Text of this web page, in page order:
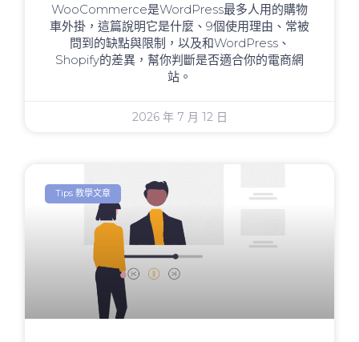
WooCommerce是WordPress最多人用的購物
車外掛，這篇說明它是什麼、9個使用理由、常被
問到的缺點與限制，以及和WordPress、
Shopify的差異，幫你判斷是否適合你的電商網
站。
2026 年 7 月 12 日
Tips 教學文章